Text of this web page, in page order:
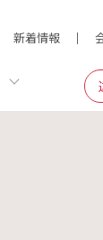
新着情報